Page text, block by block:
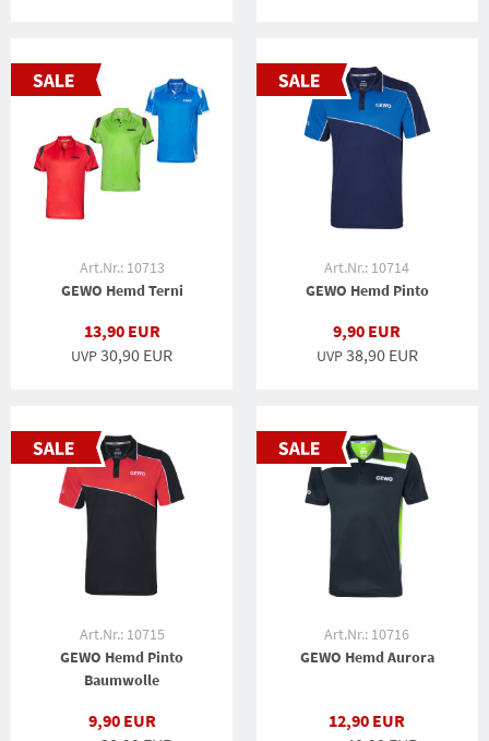
Art.Nr.: 10713
GEWO Hemd Terni
13,90 EUR
UVP30,90 EUR
Art.Nr.: 10714
GEWO Hemd Pinto
9,90 EUR
UVP38,90 EUR
Art.Nr.: 10715
GEWO Hemd Pinto
Baumwolle
9,90 EUR
Art.Nr.: 10716
GEWO Hemd Aurora
12,90 EUR